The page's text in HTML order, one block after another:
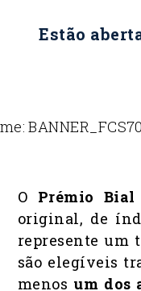
Estão
O Prémio
original, de
represente um
são elegíveis
menos um dos